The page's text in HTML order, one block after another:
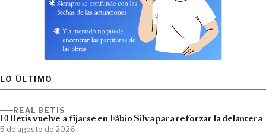
LO ÚLTIMO
REAL BETIS
El Betis vuelve a fijarse en Fábio Silva para reforzar la delantera
5 de agosto de 2026